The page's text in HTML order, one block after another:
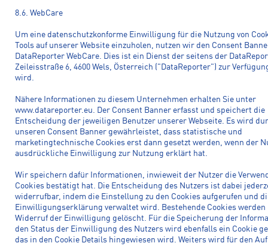
8.6. WebCare
Um eine datenschutzkonforme Einwilligung für die Nutzung von
Tools auf unserer Website einzuholen, nutzen wir den Consent
DataReporter WebCare. Dies ist ein Dienst der seitens der
Zeileisstraße 6, 4600 Wels, Österreich ("DataReporter") zur
wird.
Nähere Informationen zu diesem Unternehmen erhalten Sie unter
www.datareporter.eu. Der Consent Banner erfasst und speichert die
Entscheidung der jeweiligen Benutzer unserer Webseite. Es wird
unseren Consent Banner gewährleistet, dass statistische und
marketingtechnische Cookies erst dann gesetzt werden, wenn der
ausdrückliche Einwilligung zur Nutzung erklärt hat.
Wir speichern dafür Informationen, inwieweit der Nutzer die
Cookies bestätigt hat. Die Entscheidung des Nutzers ist dabei
widerrufbar, indem die Einstellung zu den Cookies aufgerufen und
Einwilligungserklärung verwaltet wird. Bestehende Cookies werden
Widerruf der Einwilligung gelöscht. Für die Speicherung der
den Status der Einwilligung des Nutzers wird ebenfalls ein Cookie
das in den Cookie Details hingewiesen wird. Weiters wird für den